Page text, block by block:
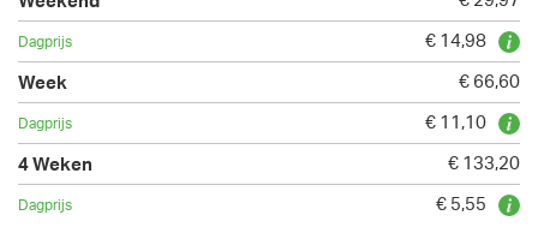
€ 14,98
€ 66,60
€ 11,10
€ 133,20
€ 5,55